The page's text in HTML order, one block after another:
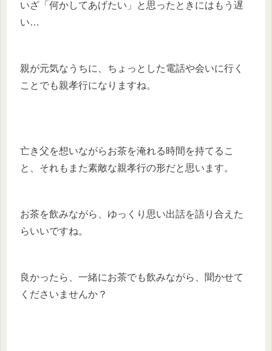
いざ「何かしてあげたい」と思ったときにはもう遅
い…
親が元気なうちに、ちょっとした電話や会いに行く
ことでも親孝行になりますね。
亡き父を想いながらお茶を淹れる時間を持てるこ
と、それもまた素敵な親孝行の形だと思います。
お茶を飲みながら、ゆっくり思い出話を語り合えた
らいいですね。
良かったら、一緒にお茶でも飲みながら、聞かせて
くださいませんか？